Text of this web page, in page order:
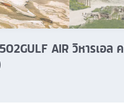
AIR วิหารเอล